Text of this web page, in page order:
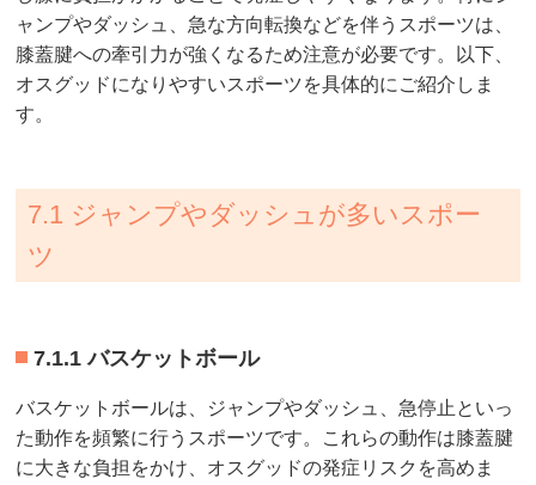
ャンプやダッシュ、急な方向転換などを伴うスポーツは、
膝蓋腱への牽引力が強くなるため注意が必要です。以下、
オスグッドになりやすいスポーツを具体的にご紹介しま
す。
7.1 ジャンプやダッシュが多いスポー
ツ
7.1.1 バスケットボール
バスケットボールは、ジャンプやダッシュ、急停止といっ
た動作を頻繁に行うスポーツです。これらの動作は膝蓋腱
に大きな負担をかけ、オスグッドの発症リスクを高めま